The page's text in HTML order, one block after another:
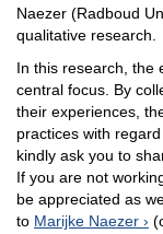
Naezer (Radboud
qualitative research.
In this research, the
central focus. By
their experiences,
practices with
kindly ask you to
If you are not
be appreciated as
to Marijke Naezer